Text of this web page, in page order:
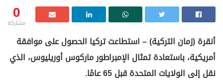
0
مشاركة
أنقرة (زمان التركية) – استطاعت تركيا الحصول على موافقة
أمريكية، باستعادة تمثال الإمبراطور ماركوس أوريليوس، الذي
نقل إلى الولايات المتحدة قبل 65 عامًا.